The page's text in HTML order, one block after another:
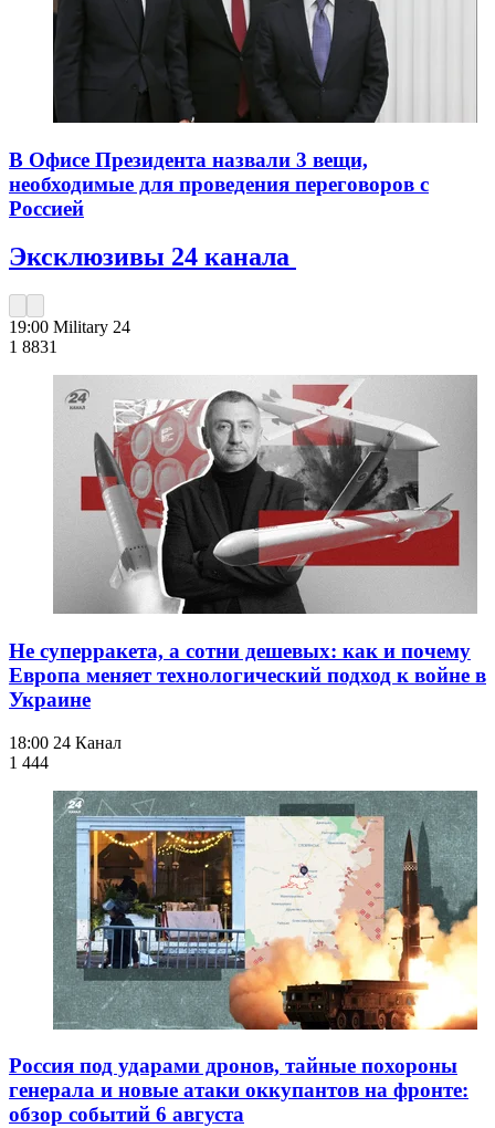
В Офисе Президента назвали 3 вещи,
необходимые для проведения переговоров с
Россией
Эксклюзивы 24 канала
19:00 Military 24
1 8831
Не суперракета, а сотни дешевых: как и почему
Европа меняет технологический подход к войне в
Украине
18:00 24 Канал
1 444
Россия под ударами дронов, тайные похороны
генерала и новые атаки оккупантов на фронте:
обзор событий 6 августа